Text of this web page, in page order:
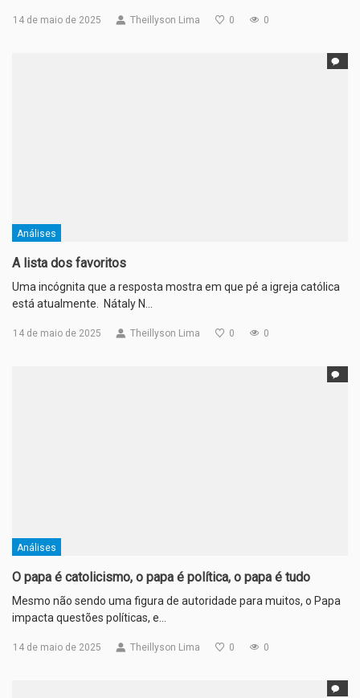
14 de maio de 2025 Theillyson Lima 0 0
Análises
A lista dos favoritos
Uma incógnita que a resposta mostra em que pé a igreja católica
está atualmente. Nátaly N…
14 de maio de 2025 Theillyson Lima 0 0
Análises
O papa é catolicismo, o papa é política, o papa é tudo
Mesmo não sendo uma figura de autoridade para muitos, o Papa
impacta questões políticas, e…
14 de maio de 2025 Theillyson Lima 0 0